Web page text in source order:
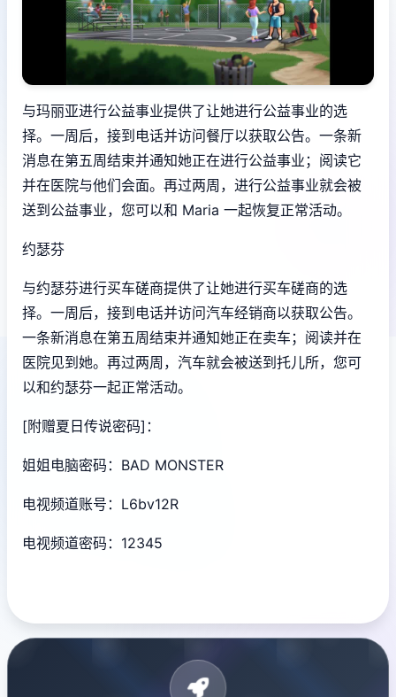
与玛丽亚进行公益事业提供了让她进行公益事业的选
择。一周后，接到电话并访问餐厅以获取公告。一条新
消息在第五周结束并通知她正在进行公益事业；阅读它
并在医院与他们会面。再过两周，进行公益事业就会被
送到公益事业，您可以和 Maria 一起恢复正常活动。
约瑟芬
与约瑟芬进行买车磋商提供了让她进行买车磋商的选
择。一周后，接到电话并访问汽车经销商以获取公告。
一条新消息在第五周结束并通知她正在卖车；阅读并在
医院见到她。再过两周，汽车就会被送到托儿所，您可
以和约瑟芬一起正常活动。
[附赠夏日传说密码]：
姐姐电脑密码：BAD MONSTER
电视频道账号：L6bv12R
电视频道密码：12345